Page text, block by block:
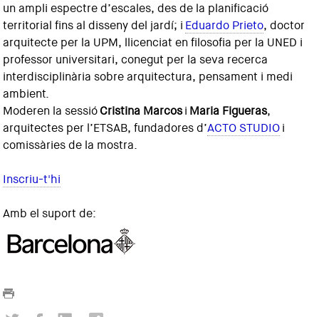
un ampli espectre d’escales, des de la planificació
territorial fins al disseny del jardí; i Eduardo Prieto, doctor
arquitecte per la UPM, llicenciat en filosofia per la UNED i
professor universitari, conegut per la seva recerca
interdisciplinària sobre arquitectura, pensament i medi
ambient.
Moderen la sessióCristina Marcosi Maria Figueras,
arquitectes per l’ETSAB, fundadores d’ACTO STUDIOi
comissàries de la mostra.
Inscriu-t'hi
Amb el suport de: